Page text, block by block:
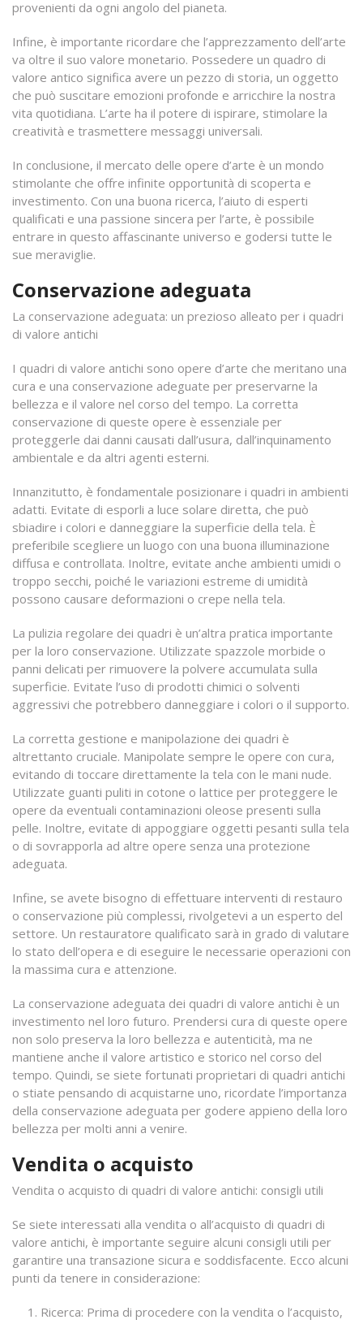
provenienti da ogni angolo del pianeta.
Infine, è importante ricordare che l’apprezzamento dell’arte
va oltre il suo valore monetario. Possedere un quadro di
valore antico significa avere un pezzo di storia, un oggetto
che può suscitare emozioni profonde e arricchire la nostra
vita quotidiana. L’arte ha il potere di ispirare, stimolare la
creatività e trasmettere messaggi universali.
In conclusione, il mercato delle opere d’arte è un mondo
stimolante che offre infinite opportunità di scoperta e
investimento. Con una buona ricerca, l’aiuto di esperti
qualificati e una passione sincera per l’arte, è possibile
entrare in questo affascinante universo e godersi tutte le
sue meraviglie.
Conservazione adeguata
La conservazione adeguata: un prezioso alleato per i quadri
di valore antichi
I quadri di valore antichi sono opere d’arte che meritano una
cura e una conservazione adeguate per preservarne la
bellezza e il valore nel corso del tempo. La corretta
conservazione di queste opere è essenziale per
proteggerle dai danni causati dall’usura, dall’inquinamento
ambientale e da altri agenti esterni.
Innanzitutto, è fondamentale posizionare i quadri in ambienti
adatti. Evitate di esporli a luce solare diretta, che può
sbiadire i colori e danneggiare la superficie della tela. È
preferibile scegliere un luogo con una buona illuminazione
diffusa e controllata. Inoltre, evitate anche ambienti umidi o
troppo secchi, poiché le variazioni estreme di umidità
possono causare deformazioni o crepe nella tela.
La pulizia regolare dei quadri è un’altra pratica importante
per la loro conservazione. Utilizzate spazzole morbide o
panni delicati per rimuovere la polvere accumulata sulla
superficie. Evitate l’uso di prodotti chimici o solventi
aggressivi che potrebbero danneggiare i colori o il supporto.
La corretta gestione e manipolazione dei quadri è
altrettanto cruciale. Manipolate sempre le opere con cura,
evitando di toccare direttamente la tela con le mani nude.
Utilizzate guanti puliti in cotone o lattice per proteggere le
opere da eventuali contaminazioni oleose presenti sulla
pelle. Inoltre, evitate di appoggiare oggetti pesanti sulla tela
o di sovrapporla ad altre opere senza una protezione
adeguata.
Infine, se avete bisogno di effettuare interventi di restauro
o conservazione più complessi, rivolgetevi a un esperto del
settore. Un restauratore qualificato sarà in grado di valutare
lo stato dell’opera e di eseguire le necessarie operazioni con
la massima cura e attenzione.
La conservazione adeguata dei quadri di valore antichi è un
investimento nel loro futuro. Prendersi cura di queste opere
non solo preserva la loro bellezza e autenticità, ma ne
mantiene anche il valore artistico e storico nel corso del
tempo. Quindi, se siete fortunati proprietari di quadri antichi
o stiate pensando di acquistarne uno, ricordate l’importanza
della conservazione adeguata per godere appieno della loro
bellezza per molti anni a venire.
Vendita o acquisto
Vendita o acquisto di quadri di valore antichi: consigli utili
Se siete interessati alla vendita o all’acquisto di quadri di
valore antichi, è importante seguire alcuni consigli utili per
garantire una transazione sicura e soddisfacente. Ecco alcuni
punti da tenere in considerazione:
Ricerca: Prima di procedere con la vendita o l’acquisto,